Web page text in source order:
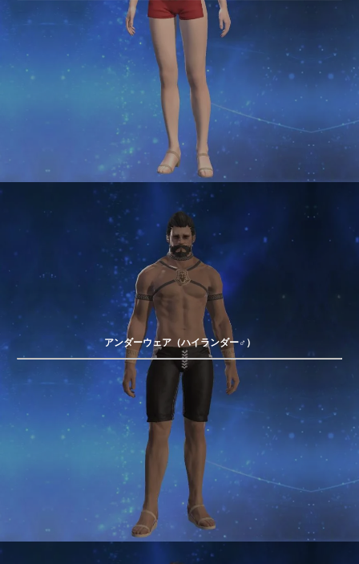
アンダーウェア（ハイランダー♂）